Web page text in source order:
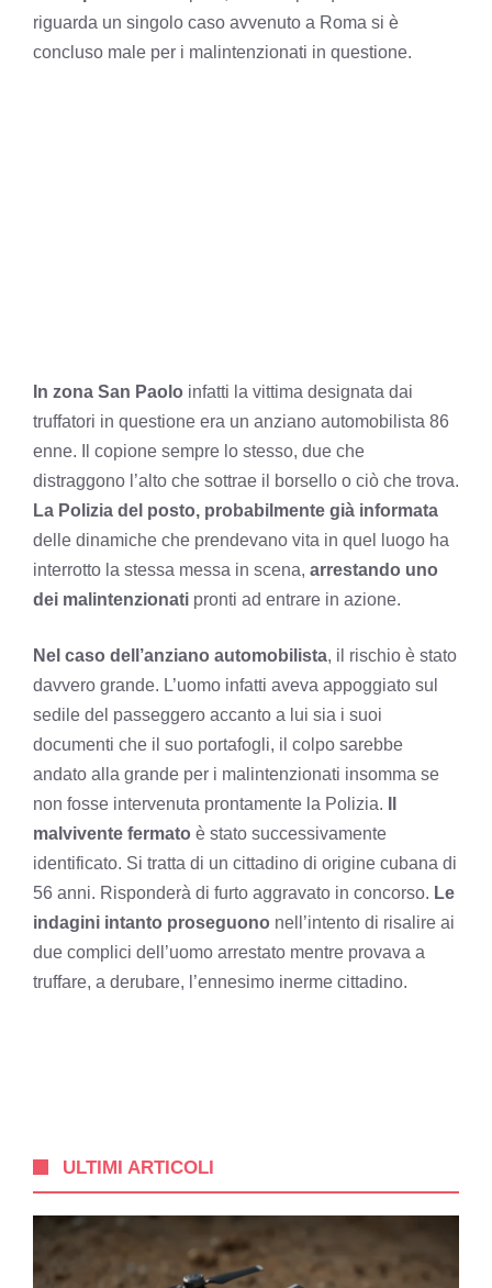
riguarda un singolo caso avvenuto a Roma si è
concluso male per i malintenzionati in questione.
In zona San Paolo infatti la vittima designata dai
truffatori in questione era un anziano automobilista 86
enne. Il copione sempre lo stesso, due che
distraggono l’alto che sottrae il borsello o ciò che trova.
La Polizia del posto, probabilmente già informata
delle dinamiche che prendevano vita in quel luogo ha
interrotto la stessa messa in scena, arrestando uno
dei malintenzionati pronti ad entrare in azione.
Nel caso dell’anziano automobilista, il rischio è stato
davvero grande. L’uomo infatti aveva appoggiato sul
sedile del passeggero accanto a lui sia i suoi
documenti che il suo portafogli, il colpo sarebbe
andato alla grande per i malintenzionati insomma se
non fosse intervenuta prontamente la Polizia.
malvivente fermato è stato successivamente
identificato. Si tratta di un cittadino di origine cubana di
56 anni. Risponderà di furto aggravato in concorso. Le
indagini intanto proseguono nell’intento di risalire ai
due complici dell’uomo arrestato mentre provava a
truffare, a derubare, l’ennesimo inerme cittadino.
ULTIMI ARTICOLI